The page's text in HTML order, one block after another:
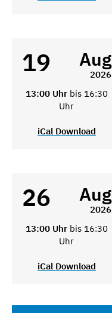
19 Aug
2026
13:00 Uhr bis 16:30
Uhr
iCal Download
26 Aug
2026
13:00 Uhr bis 16:30
Uhr
iCal Download